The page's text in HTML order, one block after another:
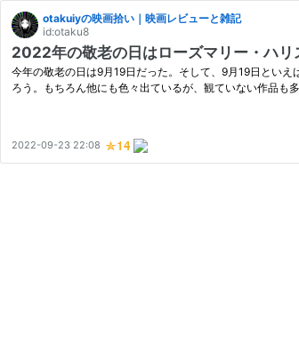
otakuiyの映画拾い｜映画レビューと雑記
id:otaku8
2022年の敬老の日はローズマリー・ハリ
今年の敬老の日は9月19日だった。そして、9月19日とい
ろう。もちろん他にも色々出ているが、観ていない作品も
2022-09-23 22:08